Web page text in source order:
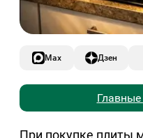
Max Дзен
Главные
При покупке плиты